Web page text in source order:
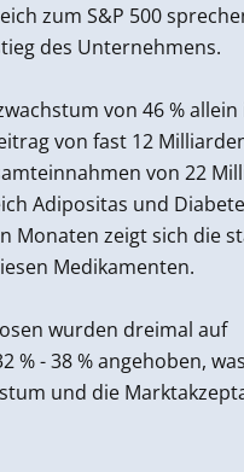
zum S&P 500
des Unternehmens.
von 46 % allein
von fast 12
von 22
Adipositas und
Monaten zeigt sich die
Medikamenten.
wurden dreimal auf
% - 38 % angehoben,
und die